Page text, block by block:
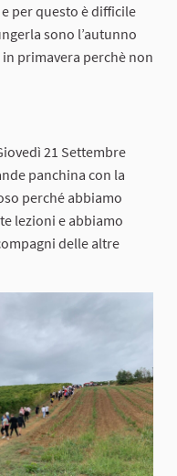
per questo è difficile
sono l’autunno
primavera perchè non
21 Settembre
panchina con la
perché abbiamo
lezioni e abbiamo
delle altre